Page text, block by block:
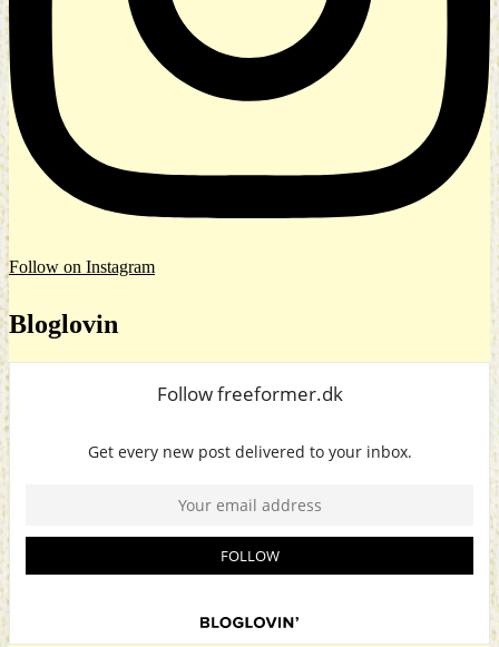
Follow on Instagram
Bloglovin